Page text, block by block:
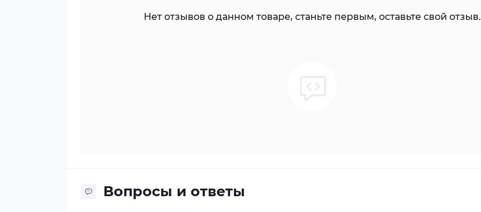
Нет отзывов о данном товаре, станьте первым, оставьте свой отзыв.
Вопросы и ответы